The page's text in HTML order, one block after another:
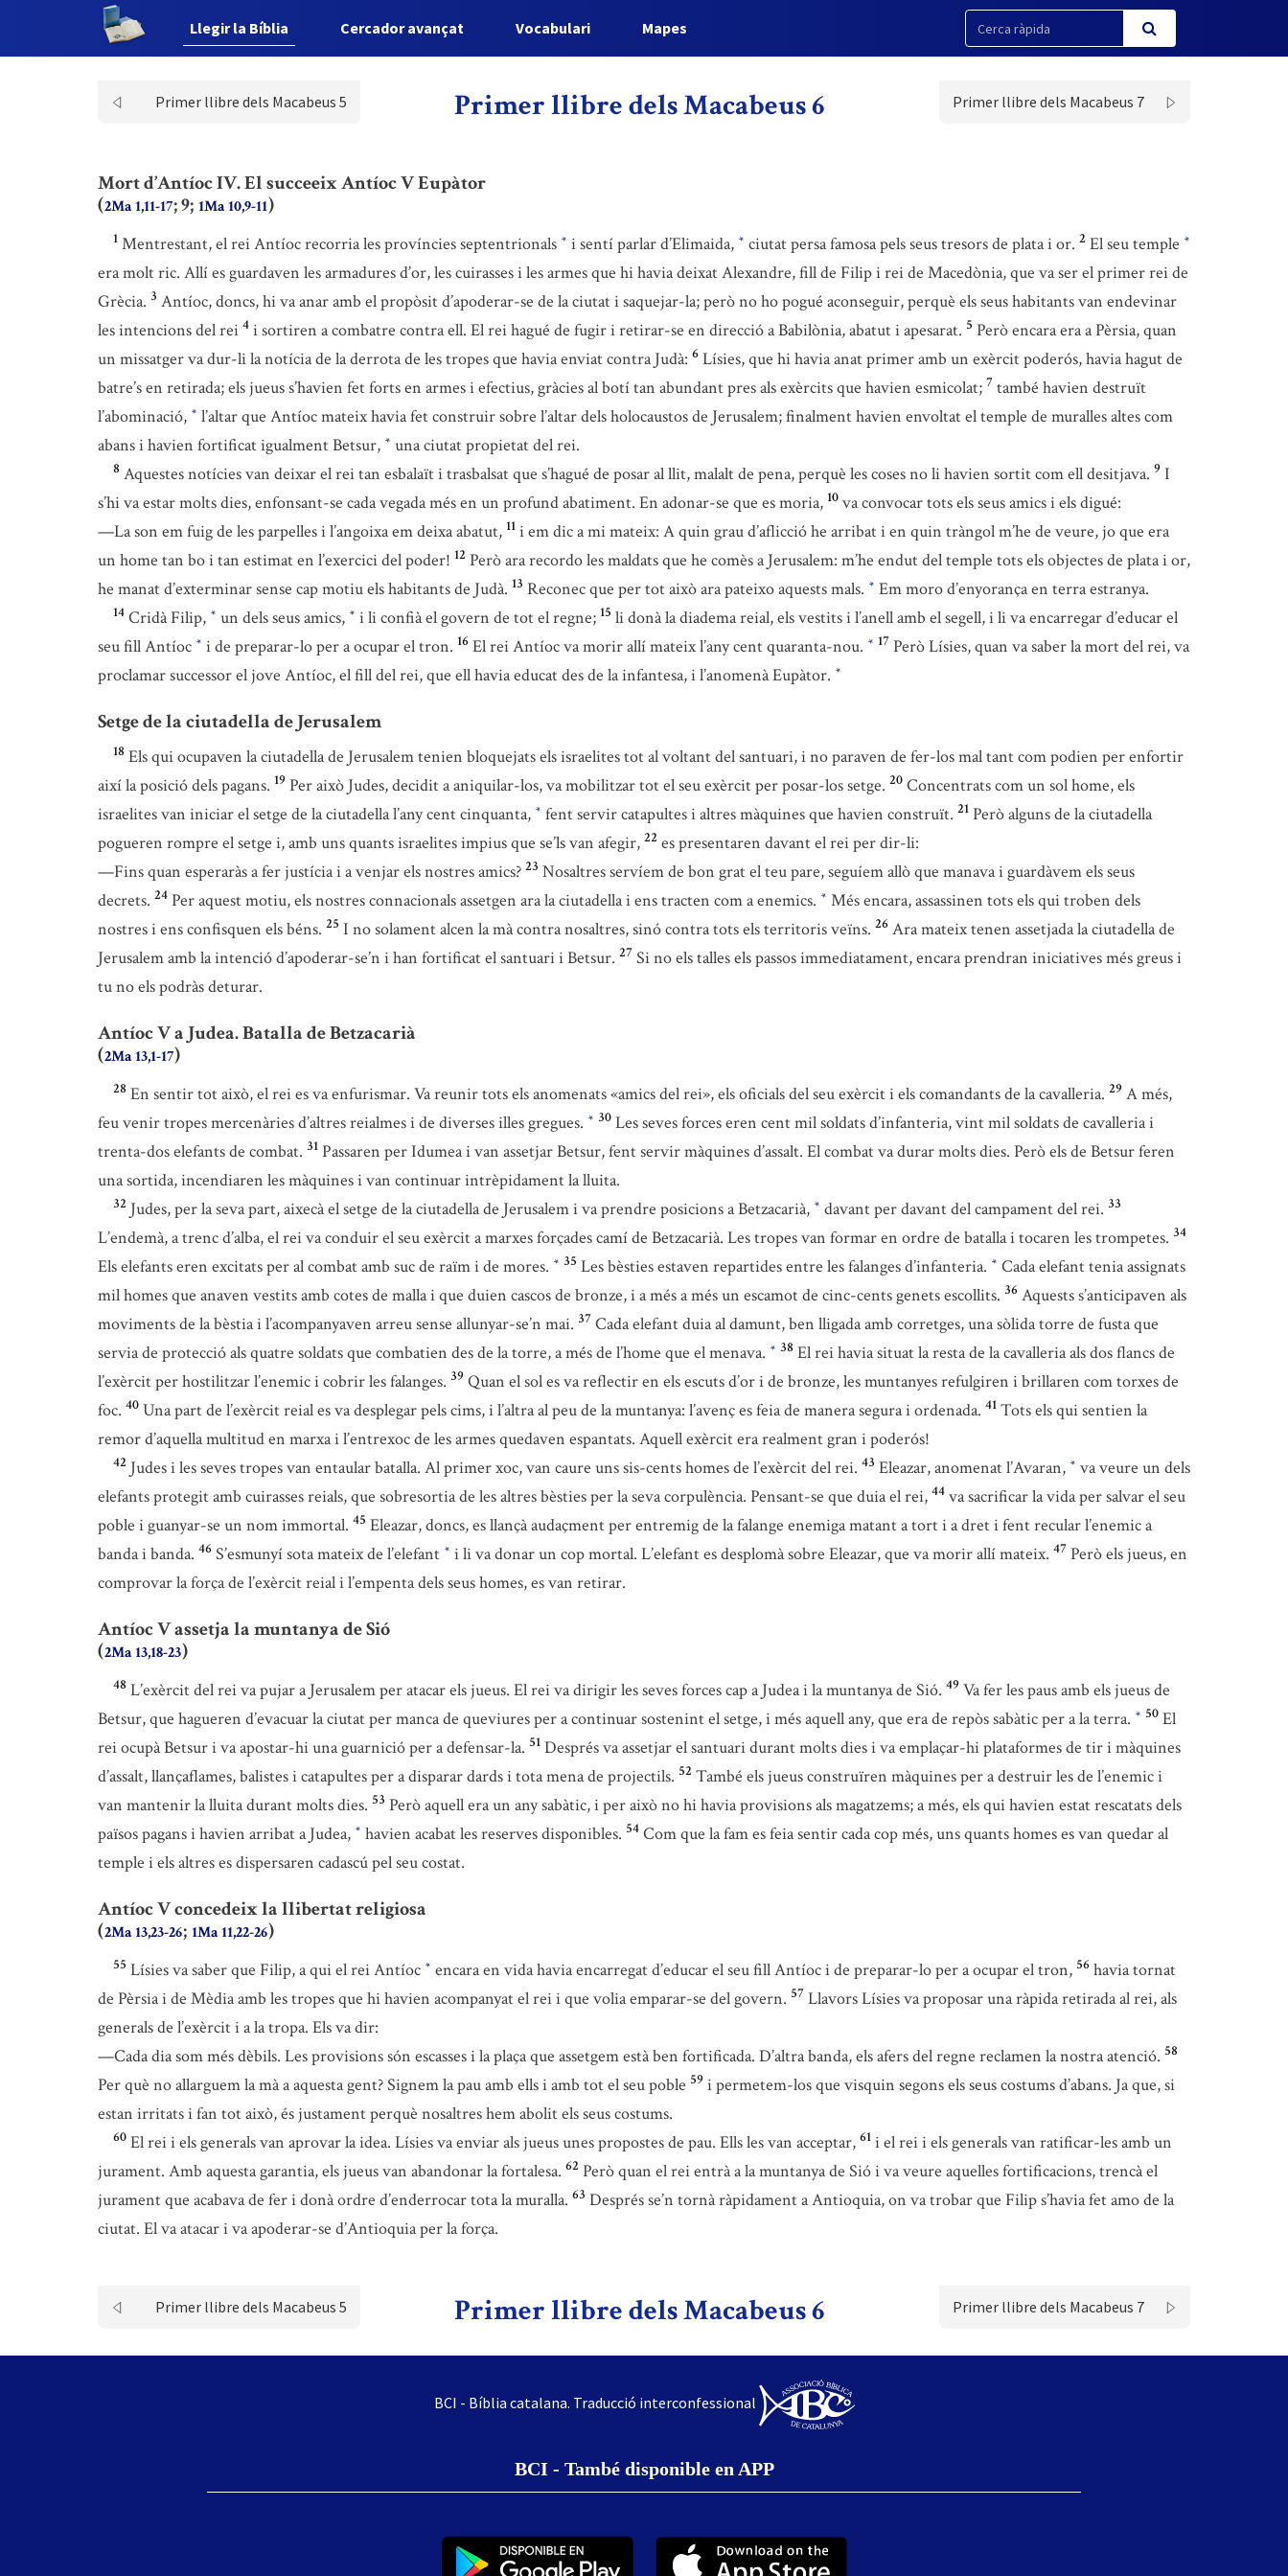
Llegir la Bíblia Cercador avançat Vocabulari Mapes
Primer llibre dels Macabeus 5 Primer llibre dels Macabeus 6 Primer llibre dels Macabeus 7
Mort d’Antíoc IV. El succeeix Antíoc V Eupàtor
(2Ma 1,11-17; 9; 1Ma 10,9-11)
1 Mentrestant, el rei Antíoc recorria les províncies septentrionals * i sentí parlar d’Elimaida, * ciutat persa famosa pels seus tresors de plata i or. 2 El seu temple *
era molt ric. Allí es guardaven les armadures d’or, les cuirasses i les armes que hi havia deixat Alexandre, fill de Filip i rei de Macedònia, que va ser el primer rei de
Grècia. 3 Antíoc, doncs, hi va anar amb el propòsit d’apoderar-se de la ciutat i saquejar-la; però no ho pogué aconseguir, perquè els seus habitants van endevinar
les intencions del rei 4 i sortiren a combatre contra ell. El rei hagué de fugir i retirar-se en direcció a Babilònia, abatut i apesarat. 5 Però encara era a Pèrsia, quan
un missatger va dur-li la notícia de la derrota de les tropes que havia enviat contra Judà: 6 Lísies, que hi havia anat primer amb un exèrcit poderós, havia hagut de
batre’s en retirada; els jueus s’havien fet forts en armes i efectius, gràcies al botí tan abundant pres als exèrcits que havien esmicolat; 7 també havien destruït
l’abominació, * l’altar que Antíoc mateix havia fet construir sobre l’altar dels holocaustos de Jerusalem; finalment havien envoltat el temple de muralles altes com
abans i havien fortificat igualment Betsur, * una ciutat propietat del rei.
8 Aquestes notícies van deixar el rei tan esbalaït i trasbalsat que s’hagué de posar al llit, malalt de pena, perquè les coses no li havien sortit com ell desitjava. 9 I
s’hi va estar molts dies, enfonsant-se cada vegada més en un profund abatiment. En adonar-se que es moria, 10 va convocar tots els seus amics i els digué:
—La son em fuig de les parpelles i l’angoixa em deixa abatut, 11 i em dic a mi mateix: A quin grau d’aflicció he arribat i en quin tràngol m’he de veure, jo que era
un home tan bo i tan estimat en l’exercici del poder! 12 Però ara recordo les maldats que he comès a Jerusalem: m’he endut del temple tots els objectes de plata i or,
he manat d’exterminar sense cap motiu els habitants de Judà. 13 Reconec que per tot això ara pateixo aquests mals. * Em moro d’enyorança en terra estranya.
14 Cridà Filip, * un dels seus amics, * i li confià el govern de tot el regne; 15 li donà la diadema reial, els vestits i l’anell amb el segell, i li va encarregar d’educar el
seu fill Antíoc * i de preparar-lo per a ocupar el tron. 16 El rei Antíoc va morir allí mateix l’any cent quaranta-nou. * 17 Però Lísies, quan va saber la mort del rei, va
proclamar successor el jove Antíoc, el fill del rei, que ell havia educat des de la infantesa, i l’anomenà Eupàtor. *
Setge de la ciutadella de Jerusalem
18 Els qui ocupaven la ciutadella de Jerusalem tenien bloquejats els israelites tot al voltant del santuari, i no paraven de fer-los mal tant com podien per enfortir
així la posició dels pagans. 19 Per això Judes, decidit a aniquilar-los, va mobilitzar tot el seu exèrcit per posar-los setge. 20 Concentrats com un sol home, els
israelites van iniciar el setge de la ciutadella l’any cent cinquanta, * fent servir catapultes i altres màquines que havien construït. 21 Però alguns de la ciutadella
pogueren rompre el setge i, amb uns quants israelites impius que se’ls van afegir, 22 es presentaren davant el rei per dir-li:
—Fins quan esperaràs a fer justícia i a venjar els nostres amics? 23 Nosaltres servíem de bon grat el teu pare, seguíem allò que manava i guardàvem els seus
decrets. 24 Per aquest motiu, els nostres connacionals assetgen ara la ciutadella i ens tracten com a enemics. * Més encara, assassinen tots els qui troben dels
nostres i ens confisquen els béns. 25 I no solament alcen la mà contra nosaltres, sinó contra tots els territoris veïns. 26 Ara mateix tenen assetjada la ciutadella de
Jerusalem amb la intenció d’apoderar-se’n i han fortificat el santuari i Betsur. 27 Si no els talles els passos immediatament, encara prendran iniciatives més greus i
tu no els podràs deturar.
Antíoc V a Judea. Batalla de Betzacarià
(2Ma 13,1-17)
28 En sentir tot això, el rei es va enfurismar. Va reunir tots els anomenats «amics del rei», els oficials del seu exèrcit i els comandants de la cavalleria. 29 A més,
feu venir tropes mercenàries d’altres reialmes i de diverses illes gregues. * 30 Les seves forces eren cent mil soldats d’infanteria, vint mil soldats de cavalleria i
trenta-dos elefants de combat. 31 Passaren per Idumea i van assetjar Betsur, fent servir màquines d’assalt. El combat va durar molts dies. Però els de Betsur feren
una sortida, incendiaren les màquines i van continuar intrèpidament la lluita.
32 Judes, per la seva part, aixecà el setge de la ciutadella de Jerusalem i va prendre posicions a Betzacarià, * davant per davant del campament del rei. 33
L’endemà, a trenc d’alba, el rei va conduir el seu exèrcit a marxes forçades camí de Betzacarià. Les tropes van formar en ordre de batalla i tocaren les trompetes. 34
Els elefants eren excitats per al combat amb suc de raïm i de mores. * 35 Les bèsties estaven repartides entre les falanges d’infanteria. * Cada elefant tenia assignats
mil homes que anaven vestits amb cotes de malla i que duien cascos de bronze, i a més a més un escamot de cinc-cents genets escollits. 36 Aquests s’anticipaven als
moviments de la bèstia i l’acompanyaven arreu sense allunyar-se’n mai. 37 Cada elefant duia al damunt, ben lligada amb corretges, una sòlida torre de fusta que
servia de protecció als quatre soldats que combatien des de la torre, a més de l’home que el menava. * 38 El rei havia situat la resta de la cavalleria als dos flancs de
l’exèrcit per hostilitzar l’enemic i cobrir les falanges. 39 Quan el sol es va reflectir en els escuts d’or i de bronze, les muntanyes refulgiren i brillaren com torxes de
foc. 40 Una part de l’exèrcit reial es va desplegar pels cims, i l’altra al peu de la muntanya: l’avenç es feia de manera segura i ordenada. 41 Tots els qui sentien la
remor d’aquella multitud en marxa i l’entrexoc de les armes quedaven espantats. Aquell exèrcit era realment gran i poderós!
42 Judes i les seves tropes van entaular batalla. Al primer xoc, van caure uns sis-cents homes de l’exèrcit del rei. 43 Eleazar, anomenat l’Avaran, * va veure un dels
elefants protegit amb cuirasses reials, que sobresortia de les altres bèsties per la seva corpulència. Pensant-se que duia el rei, 44 va sacrificar la vida per salvar el seu
poble i guanyar-se un nom immortal. 45 Eleazar, doncs, es llançà audaçment per entremig de la falange enemiga matant a tort i a dret i fent recular l’enemic a
banda i banda. 46 S’esmunyí sota mateix de l’elefant * i li va donar un cop mortal. L’elefant es desplomà sobre Eleazar, que va morir allí mateix. 47 Però els jueus, en
comprovar la força de l’exèrcit reial i l’empenta dels seus homes, es van retirar.
Antíoc V assetja la muntanya de Sió
(2Ma 13,18-23)
48 L’exèrcit del rei va pujar a Jerusalem per atacar els jueus. El rei va dirigir les seves forces cap a Judea i la muntanya de Sió. 49 Va fer les paus amb els jueus de
Betsur, que hagueren d’evacuar la ciutat per manca de queviures per a continuar sostenint el setge, i més aquell any, que era de repòs sabàtic per a la terra. * 50 El
rei ocupà Betsur i va apostar-hi una guarnició per a defensar-la. 51 Després va assetjar el santuari durant molts dies i va emplaçar-hi plataformes de tir i màquines
d’assalt, llançaflames, balistes i catapultes per a disparar dards i tota mena de projectils. 52 També els jueus construïren màquines per a destruir les de l’enemic i
van mantenir la lluita durant molts dies. 53 Però aquell era un any sabàtic, i per això no hi havia provisions als magatzems; a més, els qui havien estat rescatats dels
països pagans i havien arribat a Judea, * havien acabat les reserves disponibles. 54 Com que la fam es feia sentir cada cop més, uns quants homes es van quedar al
temple i els altres es dispersaren cadascú pel seu costat.
Antíoc V concedeix la llibertat religiosa
(2Ma 13,23-26; 1Ma 11,22-26)
55 Lísies va saber que Filip, a qui el rei Antíoc * encara en vida havia encarregat d’educar el seu fill Antíoc i de preparar-lo per a ocupar el tron, 56 havia tornat
de Pèrsia i de Mèdia amb les tropes que hi havien acompanyat el rei i que volia emparar-se del govern. 57 Llavors Lísies va proposar una ràpida retirada al rei, als
generals de l’exèrcit i a la tropa. Els va dir:
—Cada dia som més dèbils. Les provisions són escasses i la plaça que assetgem està ben fortificada. D’altra banda, els afers del regne reclamen la nostra atenció. 58
Per què no allarguem la mà a aquesta gent? Signem la pau amb ells i amb tot el seu poble 59 i permetem-los que visquin segons els seus costums d’abans. Ja que, si
estan irritats i fan tot això, és justament perquè nosaltres hem abolit els seus costums.
60 El rei i els generals van aprovar la idea. Lísies va enviar als jueus unes propostes de pau. Ells les van acceptar, 61 i el rei i els generals van ratificar-les amb un
jurament. Amb aquesta garantia, els jueus van abandonar la fortalesa. 62 Però quan el rei entrà a la muntanya de Sió i va veure aquelles fortificacions, trencà el
jurament que acabava de fer i donà ordre d’enderrocar tota la muralla. 63 Després se’n tornà ràpidament a Antioquia, on va trobar que Filip s’havia fet amo de la
ciutat. El va atacar i va apoderar-se d’Antioquia per la força.
Primer llibre dels Macabeus 5 Primer llibre dels Macabeus 6 Primer llibre dels Macabeus 7
BCI - Bíblia catalana. Traducció interconfessional
BCI - També disponible en APP